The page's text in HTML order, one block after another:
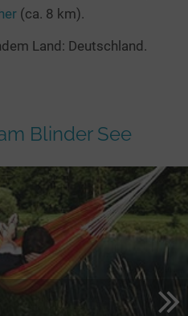
(ca. 8 km).
Land: Deutschland.
Blinder See